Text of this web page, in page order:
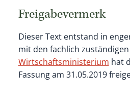
Freigabevermerk
Dieser Text entstand in
mit den fachlich zuständigen
Wirtschaftsministerium hat
Fassung am 31.05.2019